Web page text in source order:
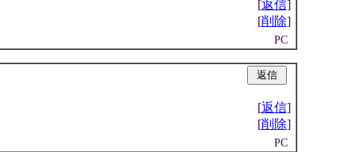
[返信]
[削除]
PC
[返信]
[削除]
PC